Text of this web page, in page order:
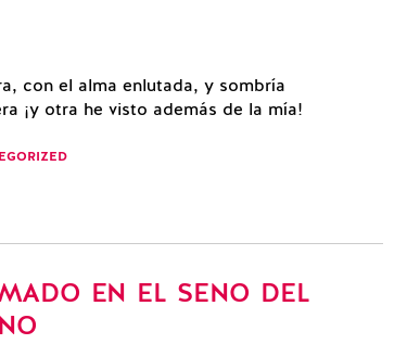
con el alma enlutada, y sombría
¡y otra he visto además de la mía!
EN EL SENO DEL